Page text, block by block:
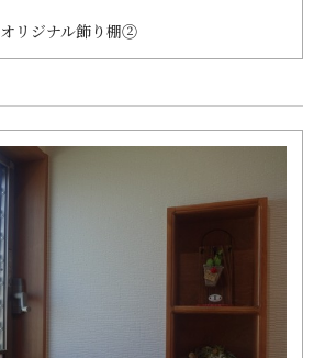
オリジナル飾り棚②